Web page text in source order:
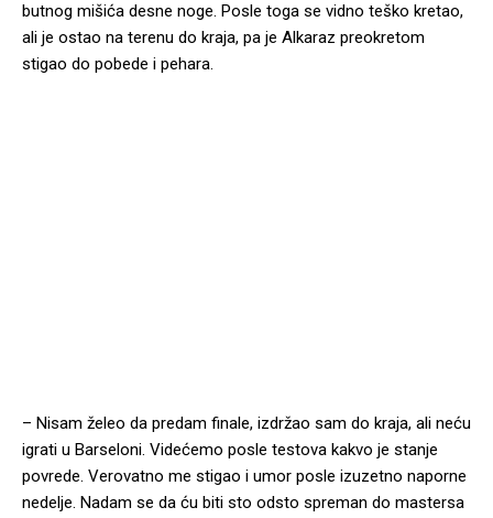
butnog mišića desne noge. Posle toga se vidno teško kretao,
ali je ostao na terenu do kraja, pa je Alkaraz preokretom
stigao do pobede i pehara.
– Nisam želeo da predam finale, izdržao sam do kraja, ali neću
igrati u Barseloni. Videćemo posle testova kakvo je stanje
povrede. Verovatno me stigao i umor posle izuzetno naporne
nedelje. Nadam se da ću biti sto odsto spreman do mastersa